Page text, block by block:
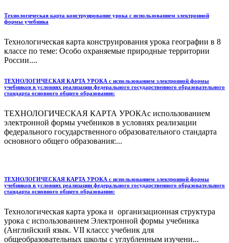
Технологическая карта конструирование урока с использованием электронной
формы учебника
Технологическая карта конструирования урока географии в 8
классе по теме: Особо охраняемые природные территории
России....
ТЕХНОЛОГИЧЕСКАЯ КАРТА УРОКА с использованием электронной формы
учебников в условиях реализации федерального государственного образовательного
стандарта основного общего образования:
ТЕХНОЛОГИЧЕСКАЯ КАРТА УРОКАс использованием
электронной формы учебников в условиях реализации
федерального государственного образовательного стандарта
основного общего образования:...
ТЕХНОЛОГИЧЕСКАЯ КАРТА УРОКА с использованием электронной формы
учебников в условиях реализации федерального государственного образовательного
стандарта основного общего образования:
Технологическая карта урока и организационная структура
урока с использованием Электронной формы учебника
(Английский язык. VII классс учебник для
общеобразовательных школы с углубленным изучени...